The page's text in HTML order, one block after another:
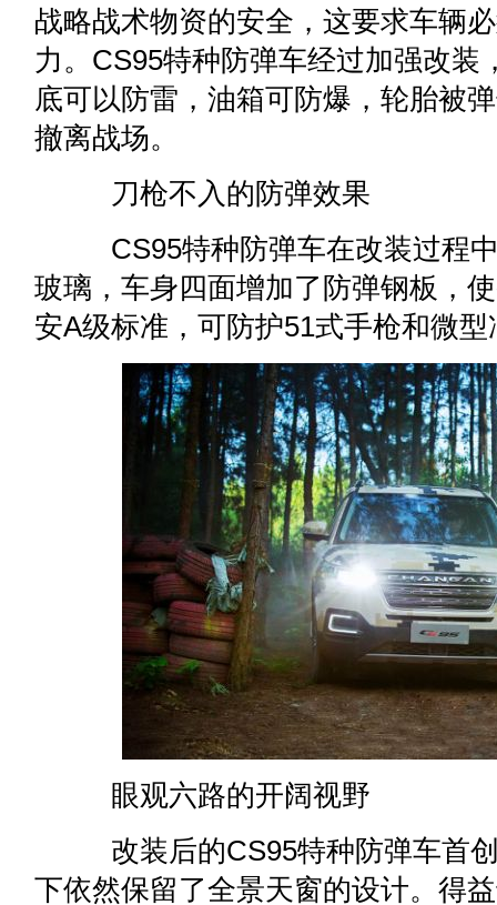
战略战术物资的安全，这要求车辆
力。CS95特种防弹车经过加强改装
底可以防雷，油箱可防爆，轮胎被
撤离战场。
刀枪不入的防弹效果
CS95特种防弹车在改装过程中
玻璃，车身四面增加了防弹钢板，
安A级标准，可防护51式手枪和微
眼观六路的开阔视野
改装后的CS95特种防弹车首创
下依然保留了全景天窗的设计。得